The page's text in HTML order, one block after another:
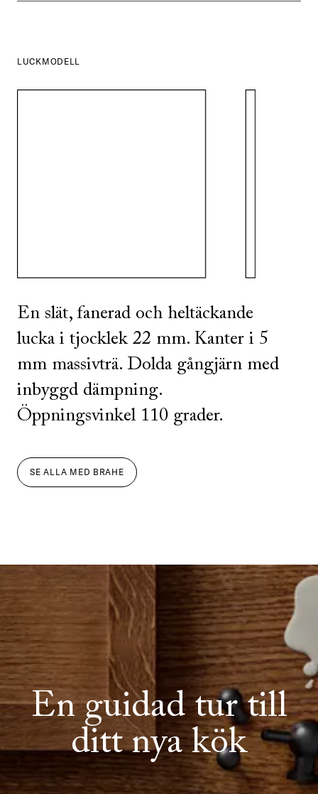
LUCKMODELL
En slät, fanerad och heltäckande
lucka i tjocklek 22 mm. Kanter i 5
mm massivträ. Dolda gångjärn med
inbyggd dämpning.
Öppningsvinkel 110 grader.
SE ALLA MED BRAHE
En guidad tur till
ditt nya kök